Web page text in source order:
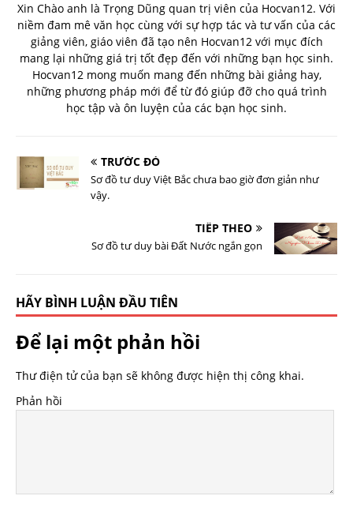
Xin Chào anh là Trọng Dũng quan trị viên của Hocvan12. Với
niềm đam mê văn học cùng với sự hợp tác và tư vấn của các
giảng viên, giáo viên đã tạo nên Hocvan12 với mục đích
mang lại những giá trị tốt đẹp đến với những bạn học sinh.
Hocvan12 mong muốn mang đến những bài giảng hay,
những phương pháp mới để từ đó giúp đỡ cho quá trình
học tập và ôn luyện của các bạn học sinh.
TRƯỚC ĐÓ
Sơ đồ tư duy Việt Bắc chưa bao giờ đơn giản như
vậy.
TIẾP THEO
Sơ đồ tư duy bài Đất Nước ngắn gọn
HÃY BÌNH LUẬN ĐẦU TIÊN
Để lại một phản hồi
Thư điện tử của bạn sẽ không được hiện thị công khai.
Phản hồi